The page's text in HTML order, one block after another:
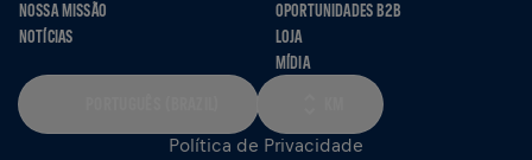
NOSSA MISSÃO
NOTÍCIAS
OPORTUNIDADES B2B
LOJA
MÍDIA
Política de Privacidade